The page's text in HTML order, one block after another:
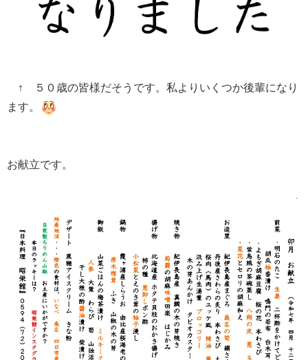
↑ ５０歳の皆様だそうです。私よりいくつか後輩になり
ます。
お献立です。